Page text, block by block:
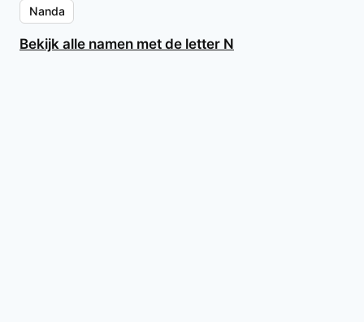
Nanda
Bekijk alle namen met de letter N